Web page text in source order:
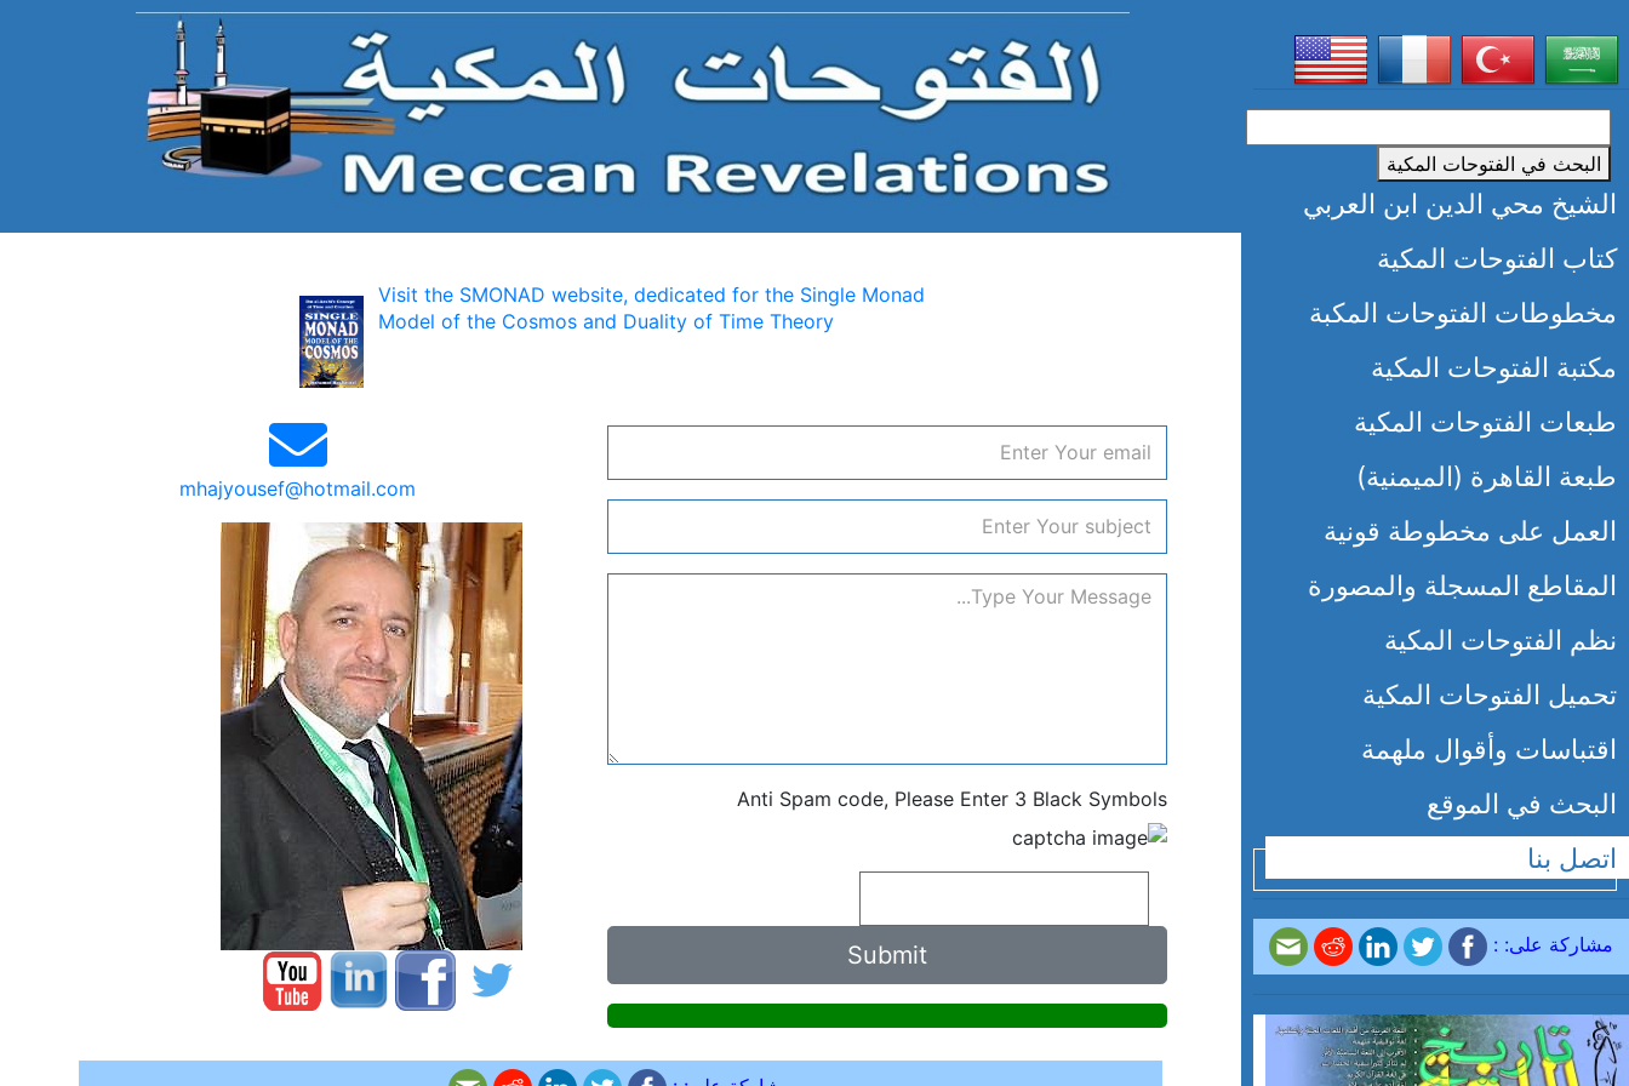
البحث في الفتوحات المكية
الشيخ محي الدين ابن العربي
كتاب الفتوحات المكية
مخطوطات الفتوحات المكبة
مكتبة الفتوحات المكية
طبعات الفتوحات المكية
طبعة القاهرة (الميمنية)
العمل على مخطوطة قونية
المقاطع المسجلة والمصورة
نظم الفتوحات المكية
تحميل الفتوحات المكية
اقتباسات وأقوال ملهمة
البحث في الموقع
اتصل بنا
مشاركة على: :
Visit the SMONAD website, dedicated for the Single Monad
Model of the Cosmos and Duality of Time Theory
mhajyousef@hotmail.com
Anti Spam code, Please Enter 3 Black Symbols